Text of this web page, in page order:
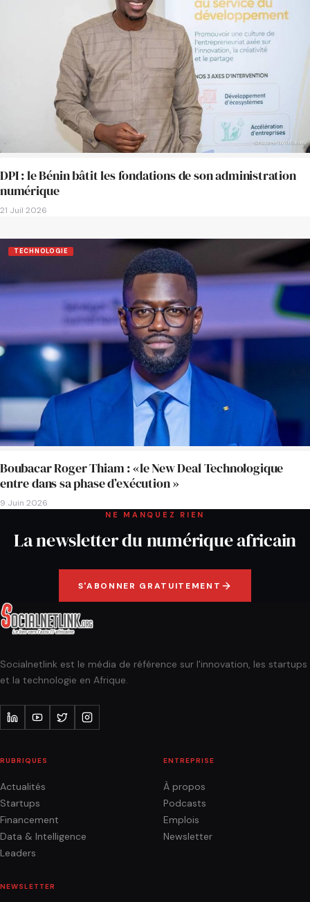
DPI : le Bénin bâtit les fondations de son administration
numérique
21 Juil 2026
TECHNOLOGIE
Boubacar Roger Thiam : «le New Deal Technologique
entre dans sa phase d’exécution »
9 Juin 2026
NE MANQUEZ RIEN
La newsletter du numérique africain
S'ABONNER GRATUITEMENT
Socialnetlink est le média de référence sur l'innovation, les startups
et la technologie en Afrique.
RUBRIQUES
Actualités
Startups
Financement
Data & Intelligence
Leaders
ENTREPRISE
À propos
Podcasts
Emplois
Newsletter
NEWSLETTER